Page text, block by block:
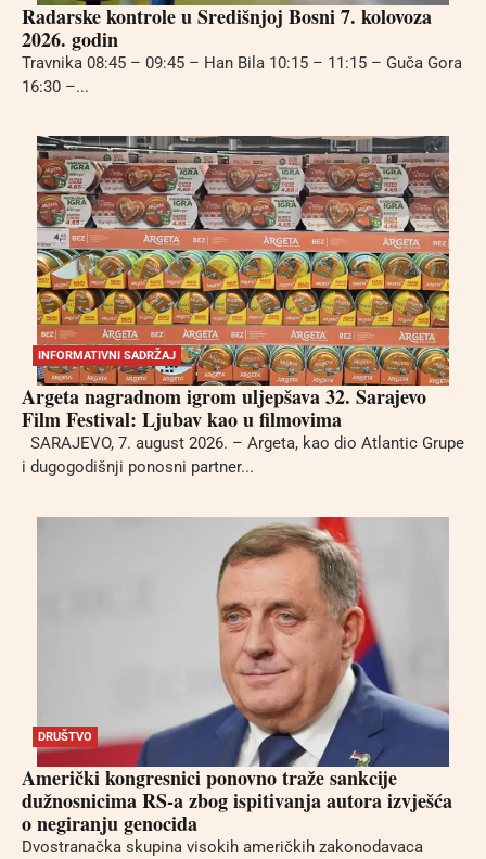
Radarske kontrole u Središnjoj Bosni 7. kolovoza
2026. godin
Travnika 08:45 – 09:45 – Han Bila 10:15 – 11:15 – Guča Gora
16:30 –...
INFORMATIVNI SADRŽAJ
Argeta nagradnom igrom uljepšava 32. Sarajevo
Film Festival: Ljubav kao u filmovima
SARAJEVO, 7. august 2026. – Argeta, kao dio Atlantic Grupe
i dugogodišnji ponosni partner...
DRUŠTVO
Američki kongresnici ponovno traže sankcije
dužnosnicima RS-a zbog ispitivanja autora izvješća
o negiranju genocida
Dvostranačka skupina visokih američkih zakonodavaca